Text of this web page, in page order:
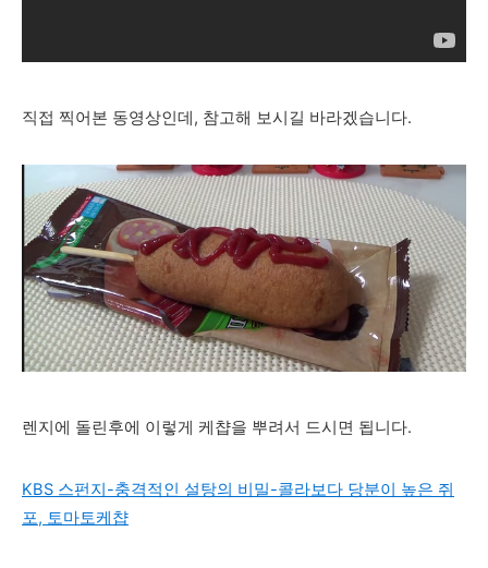
직접 찍어본 동영상인데, 참고해 보시길 바라겠습니다.
렌지에 돌린후에 이렇게 케챱을 뿌려서 드시면 됩니다.
KBS 스펀지-충격적인 설탕의 비밀-콜라보다 당분이 높은 쥐
포, 토마토케챱